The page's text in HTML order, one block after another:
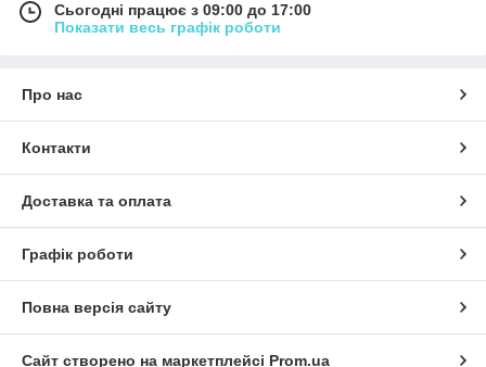
Сьогодні працює з 09:00 до 17:00
Показати весь графік роботи
Про нас
Контакти
Доставка та оплата
Графік роботи
Повна версія сайту
Сайт створено на маркетплейсі Prom.ua